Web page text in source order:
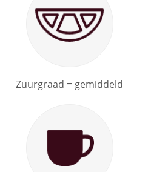
Zuurgraad = gemiddeld